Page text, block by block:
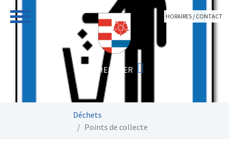
HORAIRES / CONTACT
Déchets
Points de collecte